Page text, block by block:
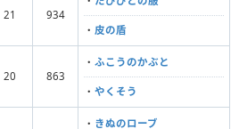
21 934
・ 皮の盾
20 863
・ ふこうのかぶと
・ やくそう
・ きぬのローブ